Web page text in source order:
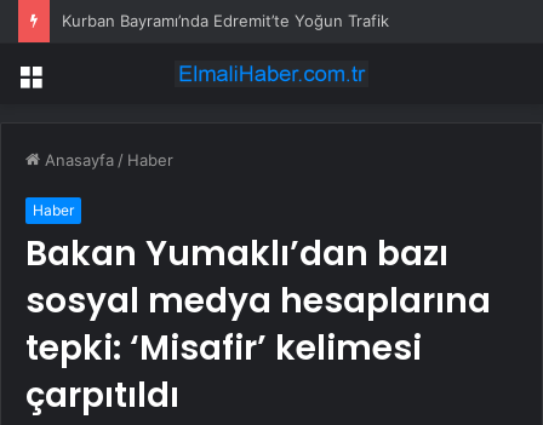
Kurban Bayramı’nda Edremit’te Yoğun Trafik
Menü
Anasayfa / Haber
Haber
Bakan Yumaklı’dan bazı
sosyal medya hesaplarına
tepki: ‘Misafir’ kelimesi
çarpıtıldı